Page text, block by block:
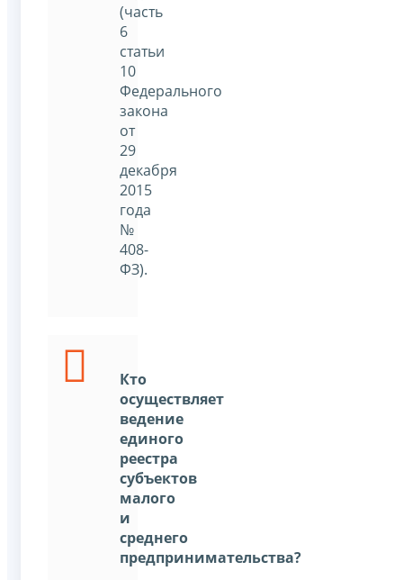
(часть
6
статьи
10
Федерального
закона
от
29
декабря
2015
года
№
408-
ФЗ).
Кто
осуществляет
ведение
единого
реестра
субъектов
малого
и
среднего
предпринимательства?